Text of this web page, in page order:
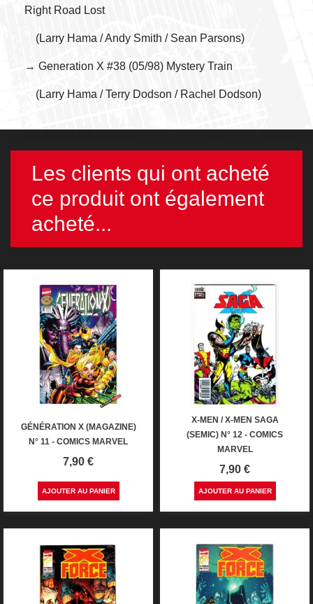
Right Road Lost
(Larry Hama / Andy Smith / Sean Parsons)
→ Generation X #38 (05/98) Mystery Train
(Larry Hama / Terry Dodson / Rachel Dodson)
Les clients qui ont acheté
ce produit ont également
acheté...
GÉNÉRATION X (MAGAZINE)
N° 11 - COMICS MARVEL
Prix
7,90 €
AJOUTER AU PANIER
X-MEN / X-MEN SAGA
(SEMIC) N° 12 - COMICS
MARVEL
Prix
7,90 €
AJOUTER AU PANIER